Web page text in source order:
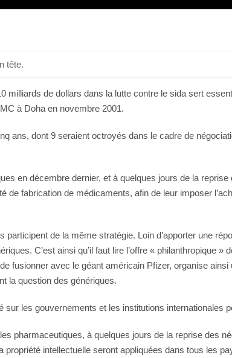
tête.
milliards de dollars dans la lutte contre le sida sert
à Doha en novembre 2001.
ans, dont 9 seraient octroyés dans le cadre de
en décembre dernier, et à quelques jours de la
fabrication de médicaments, afin de leur imposer
de la même stratégie. Loin d’apporter une
C’est ainsi qu’il faut lire l’offre « philanthropique »
fusionner avec le géant américain Pfizer, organise
la question des génériques.
les gouvernements et les institutions internationales
pharmaceutiques, à quelques jours de la reprise des
intellectuelle seront appliquées dans tous les